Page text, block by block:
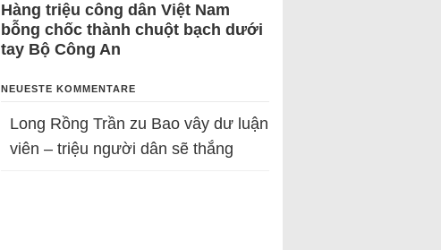
Hàng triệu công dân Việt Nam
bỗng chốc thành chuột bạch dưới
tay Bộ Công An
NEUESTE KOMMENTARE
Long Rồng Trần zu Bao vây dư luận
viên – triệu người dân sẽ thắng